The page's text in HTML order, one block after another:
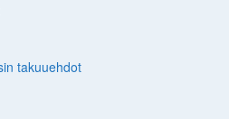
takuuehdot